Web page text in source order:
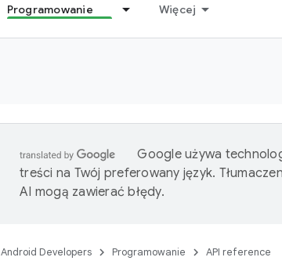
Programowanie Więcej
Google używa
treści na Twój preferowany język.
AI mogą zawierać błędy.
Android Developers Programowanie API reference